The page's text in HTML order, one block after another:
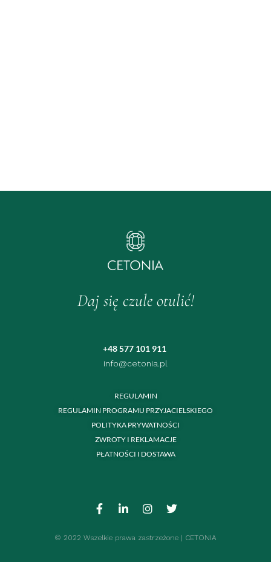
Daj się czule otulić!
+48 577 101 911
info@cetonia.pl
REGULAMIN
REGULAMIN PROGRAMU PRZYJACIELSKIEGO
POLITYKA PRYWATNOŚCI
ZWROTY I REKLAMACJE
PŁATNOŚCI I DOSTAWA
© 2022 Wszelkie prawa zastrzeżone | CETONIA